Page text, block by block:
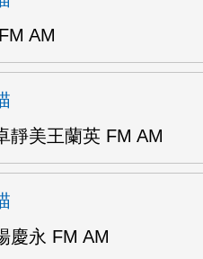
AM
靜美王蘭英 FM AM
慶永 FM AM